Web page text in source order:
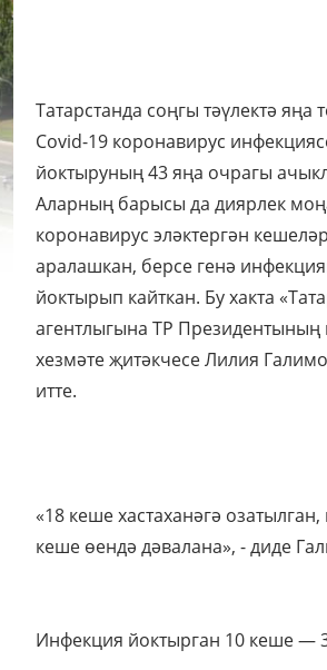
Татарстанда соңгы тәүлектә яңа
Covid-19 коронавирус
йоктыруның 43 яңа очрагы
Аларның барысы да диярлек
коронавирус эләктергән
аралашкан, берсе генә
йоктырып кайткан. Бу хакта
агентлыгына ТР Президентының
хезмәте җитәкчесе Лилия
итте.
«18 кеше хастаханәгә озатылган,
кеше өендә дәвалана», - диде
Инфекция йоктырган 10 кеше —